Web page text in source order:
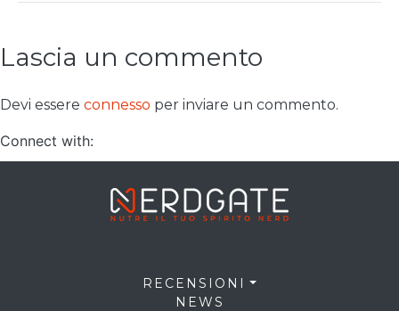
Lascia un commento
Devi essere connesso per inviare un commento.
Connect with:
RECENSIONI
NEWS